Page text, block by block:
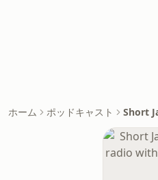
ホーム ポッドキャスト Short